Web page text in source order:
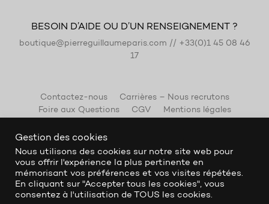
BESOIN D’AIDE OU D’UN RENSEIGNEMENT ?
boutique@pierreguillaumeparis.com // +33(0)1 45 08 46
17
Contactez-nous
Carrières – Nous recrutons
Foire aux Questions
CGV Mentions légales
Gestion des cookies
Nous utilisons des cookies sur notre site web pour
vous offrir l'expérience la plus pertinente en
mémorisant vos préférences et vos visites répétées.
En cliquant sur "Accepter tous les cookies", vous
consentez à l'utilisation de TOUS les cookies.